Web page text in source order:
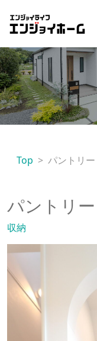
エンジョイホーム
Top パントリー
パントリー
収納